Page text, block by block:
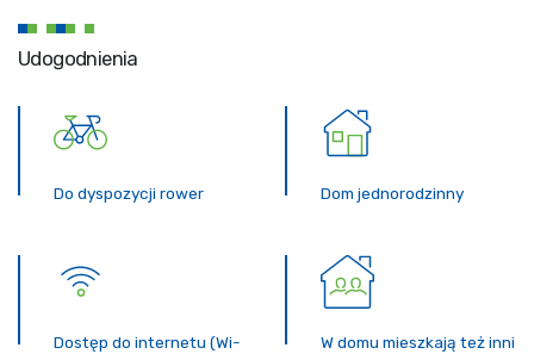
Udogodnienia
Do dyspozycji rower Dom jednorodzinny
Dostęp do internetu (Wi-
W domu mieszkają też inni